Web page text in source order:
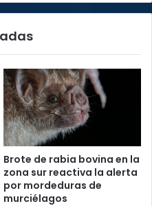
Brote de rabia bovina en la
zona sur reactiva la alerta
por mordeduras de
murciélagos